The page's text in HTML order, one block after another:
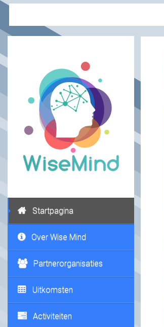
Startpagina
Over Wise Mind
Partnerorganisaties
Uitkomsten
Activiteiten